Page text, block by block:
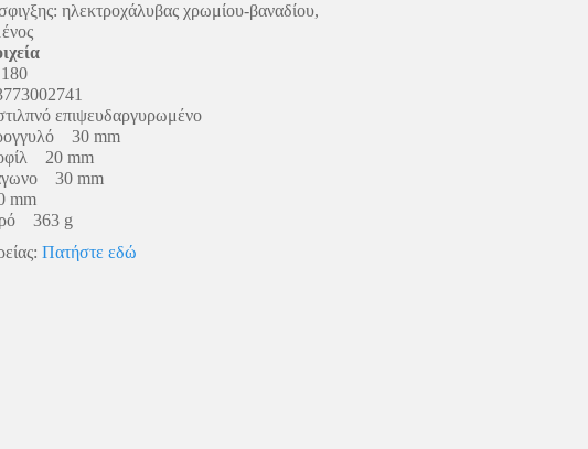
ηλεκτροχάλυβας χρωμίου-βαναδίου,
επιψευδαργυρωμένο
30 mm
20 mm
30 mm
mm
363 g
Πατήστε εδώ